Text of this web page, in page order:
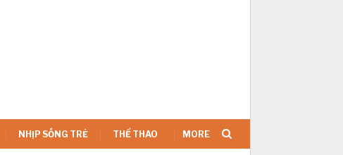
NHỊP SỐNG TRẺ THỂ THAO MORE